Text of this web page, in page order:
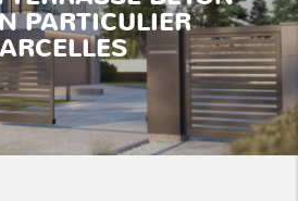
PARTICULIER